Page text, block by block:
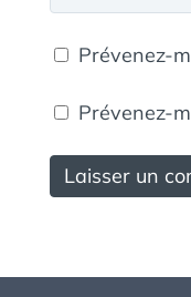
Prévenez-
Prévenez-